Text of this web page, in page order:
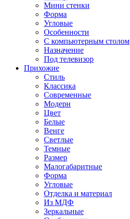
Мини стенки
Форма
Угловые
Особенности
С компьютерным столом
Назначение
Под телевизор
Прихожие
Стиль
Классика
Современные
Модерн
Цвет
Белые
Венге
Светлые
Темные
Размер
Малогабаритные
Форма
Угловые
Отделка и материал
Из МДФ
Зеркальные